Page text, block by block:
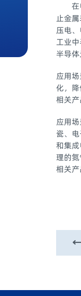
止金
压电
工业
半导体
应用
化，
相关产
应用
瓷、
和集
理的氮
相关产